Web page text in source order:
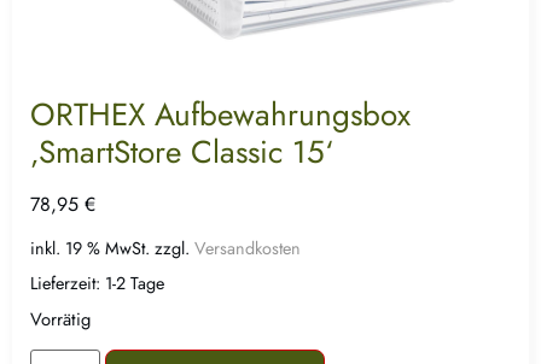
ORTHEX Aufbewahrungsbox
‚SmartStore Classic 15‘
78,95 €
inkl. 19 % MwSt. zzgl. Versandkosten
Lieferzeit: 1-2 Tage
Vorrätig